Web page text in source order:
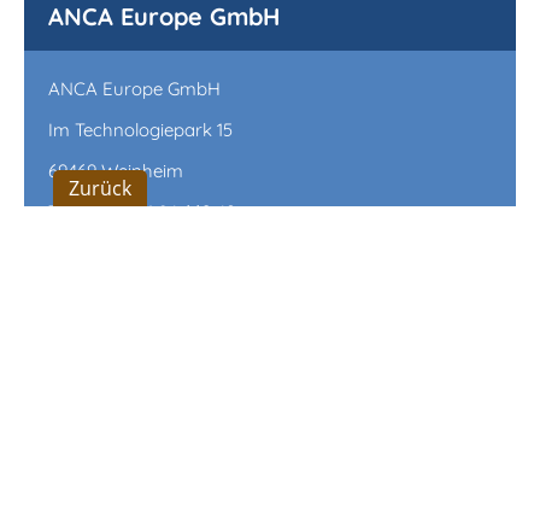
ANCA Europe GmbH
ANCA Europe GmbH
Im Technologiepark 15
69469 Weinheim
Tel.: +49 6201 84 669 40
Zurück